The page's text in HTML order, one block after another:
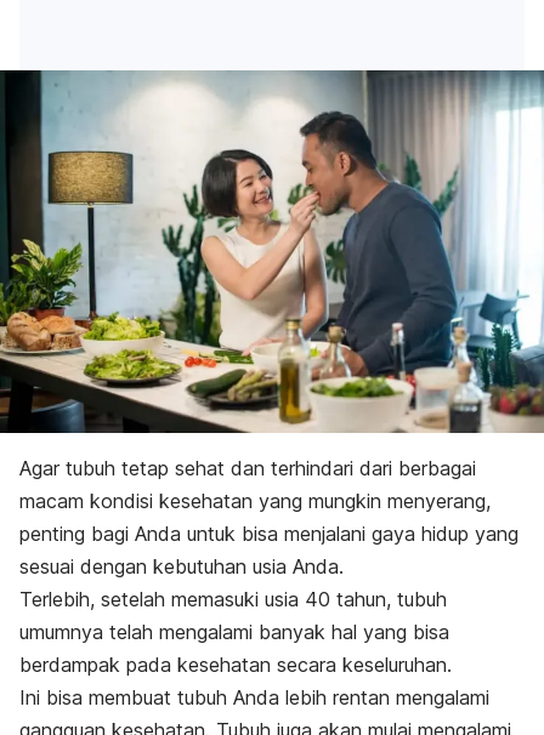
Agar tubuh tetap sehat dan terhindari dari berbagai
macam kondisi kesehatan yang mungkin menyerang,
penting bagi Anda untuk bisa menjalani gaya hidup yang
sesuai dengan kebutuhan usia Anda.
Terlebih, setelah memasuki usia 40 tahun, tubuh
umumnya telah mengalami banyak hal yang bisa
berdampak pada kesehatan secara keseluruhan.
Ini bisa membuat tubuh Anda lebih rentan mengalami